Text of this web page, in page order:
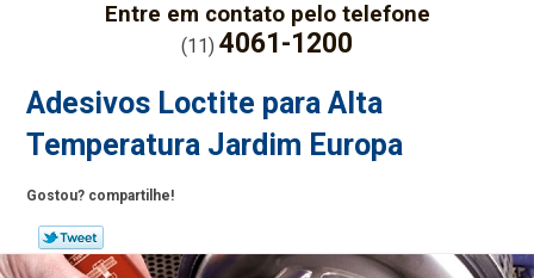
Entre em contato pelo telefone
(11) 4061-1200
Adesivos Loctite para Alta
Temperatura Jardim Europa
Gostou? compartilhe!